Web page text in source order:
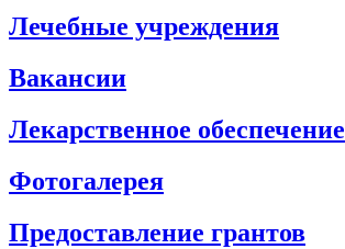
Лечебные учреждения
Вакансии
Лекарственное обеспечение
Фотогалерея
Предоставление грантов